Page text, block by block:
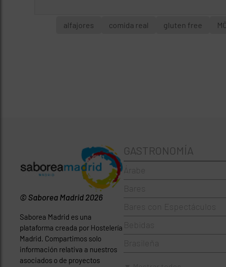
alfajores comida real gluten free
© Saborea Madrid 2026
Saborea Madrid es una
plataforma creada por Hostelería
Madrid. Compartimos solo
información relativa a nuestros
asociados o de proyectos
GASTRONOMÍA
Árabe
Bares
Bares con Espectáculos
Bebidas
Brasileña